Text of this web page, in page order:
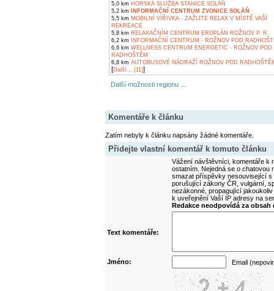
5,0 km HORSKÁ SLUŽBA STANICE SOLÁŇ
5,2 km
INFORMAČNÍ CENTRUM ZVONICE SOLÁŇ
5,5 km MOBILNÍ VÍŘIVKA - ZAŽIJTE RELAX V MÍSTĚ VAŠÍ
REKREACE
5,8 km RELAXAČNÍM CENTRUM EROPLÁN ROŽNOV P. R.
6,2 km INFORMAČNÍ CENTRUM - ROŽNOV POD
6,6 km WELLNESS CENTRUM ENERGETIC - ROŽNOV POD
RADHOŠTĚM
6,8 km AUTOBUSOVÉ NÁDRAŽÍ ROŽNOV POD
[Další... (11)]
Další možnosti regionu ...
Komentáře k článku
Zatím nebyly k článku napsány žádné komentáře.
Přidejte vlastní komentář k tomuto článku
Vážení návštěvníci, komentáře k
ostatním. Nejedná se o
smazat příspěvky nesouvisející
porušující zákony ČR, vulgární,
nezákonné, propagující
k uveřejnění Vaší IP adresy na
Redakce neodpovídá za
Text komentáře:
Jméno: Email